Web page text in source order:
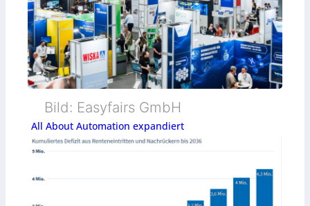
Bild: Easyfairs GmbH
All About Automation expandiert